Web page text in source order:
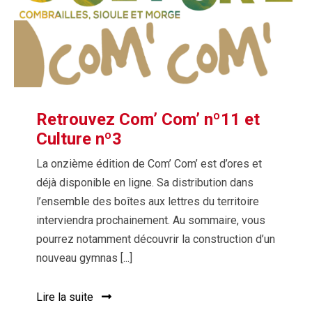
Retrouvez Com’ Com’ nº11 et
Culture nº3
La onzième édition de Com’ Com’ est d’ores et
déjà disponible en ligne. Sa distribution dans
l’ensemble des boîtes aux lettres du territoire
interviendra prochainement. Au sommaire, vous
pourrez notamment découvrir la construction d’un
nouveau gymnas [...]
Lire la suite